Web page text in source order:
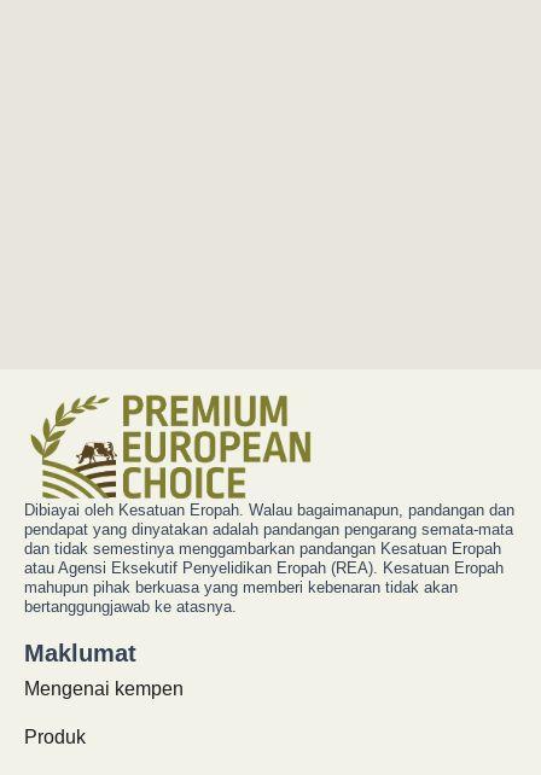
Dibiayai oleh Kesatuan Eropah. Walau bagaimanapun, pandangan dan
pendapat yang dinyatakan adalah pandangan pengarang semata-mata
dan tidak semestinya menggambarkan pandangan Kesatuan Eropah
atau Agensi Eksekutif Penyelidikan Eropah (REA). Kesatuan Eropah
mahupun pihak berkuasa yang memberi kebenaran tidak akan
bertanggungjawab ke atasnya.
Maklumat
Mengenai kempen
Produk